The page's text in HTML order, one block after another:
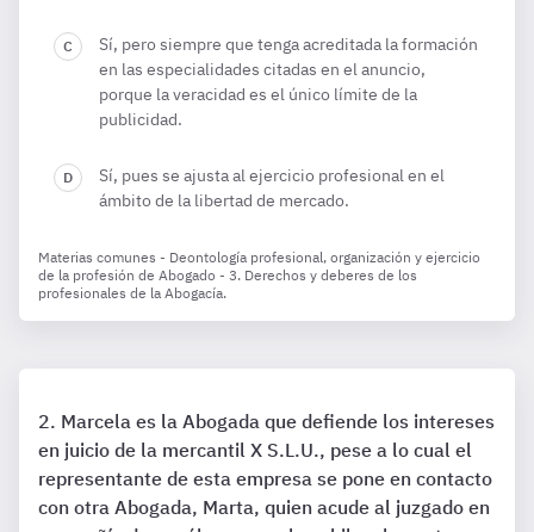
Sí, pero siempre que tenga acreditada la formación
en las especialidades citadas en el anuncio,
porque la veracidad es el único límite de la
publicidad.
Sí, pues se ajusta al ejercicio profesional en el
ámbito de la libertad de mercado.
Materias comunes - Deontología profesional, organización y ejercicio
de la profesión de Abogado - 3. Derechos y deberes de los
profesionales de la Abogacía.
Marcela es la Abogada que defiende los intereses
en juicio de la mercantil X S.L.U., pese a lo cual el
representante de esta empresa se pone en contacto
con otra Abogada, Marta, quien acude al juzgado en